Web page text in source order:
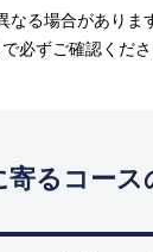
る場合がありま
必ずご確認くださ
るコース